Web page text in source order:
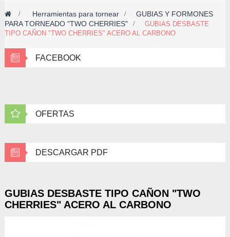
> Herramientas para tornear >
GUBIAS Y FORMONES
PARA TORNEADO "TWO CHERRIES"
>
GUBIAS DESBASTE
TIPO CAÑON "TWO CHERRIES" ACERO AL CARBONO
FACEBOOK
OFERTAS
DESCARGAR PDF
GUBIAS DESBASTE TIPO CAÑON "TWO
CHERRIES" ACERO AL CARBONO